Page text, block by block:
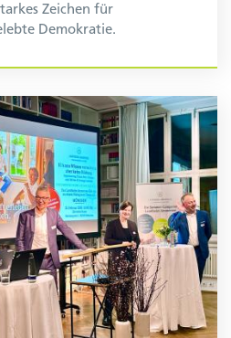
Zeichen für
Demokratie.